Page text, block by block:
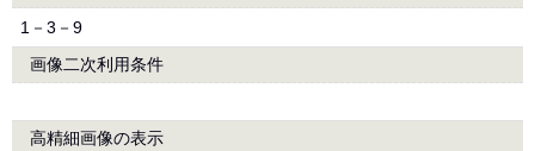
1－3－9
画像二次利用条件
高精細画像の表示